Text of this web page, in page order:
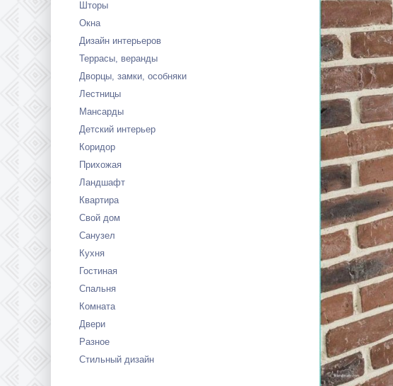
Шторы
Окна
Дизайн интерьеров
Террасы, веранды
Дворцы, замки, особняки
Лестницы
Мансарды
Детский интерьер
Коридор
Прихожая
Ландшафт
Квартира
Свой дом
Санузел
Кухня
Гостиная
Спальня
Комната
Двери
Разное
Стильный дизайн